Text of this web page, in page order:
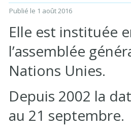
Publié le 1 août 2016
Elle est instituée
l’assemblée
Nations Unies.
Depuis 2002 la
au 21 septembre.